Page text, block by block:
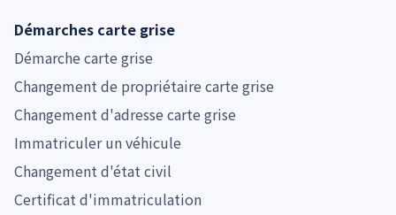
Démarches carte grise
Démarche carte grise
Changement de propriétaire carte grise
Changement d'adresse carte grise
Immatriculer un véhicule
Changement d'état civil
Certificat d'immatriculation